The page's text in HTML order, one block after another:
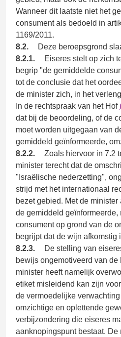
Wanneer dit laatste niet het
consument als bedoeld in
1169/2011.
8.2.
Deze beroepsgrond
8.2.1.
Eiseres stelt op zich
begrip "de gemiddelde
tot de conclusie dat het
de minister zich, in het
In de rechtspraak van het Hof
dat bij de beoordeling, of de
moet worden uitgegaan van
gemiddeld geïnformeerde,
8.2.2.
Zoals hiervoor in 7.2
minister terecht dat de
"Israëlische nederzetting",
strijd met het internationaal
bezet gebied. Met de
de gemiddeld
consument op grond van de
begrijpt dat de wijn afkomstig
8.2.3.
De stelling van
bewijs ongemotiveerd van
minister heeft namelijk
etiket misleidend kan zijn
de vermoedelijke
omzichtige en oplettende
verbijzondering die eiseres
aanknopingspunt bestaat.